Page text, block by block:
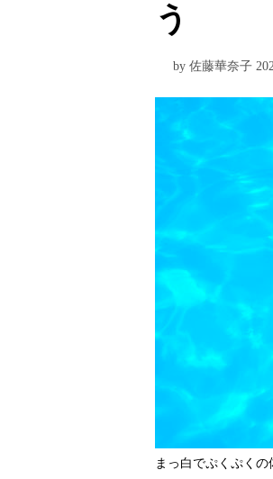
う
by 佐藤華奈子
まっ白でぷくぷく